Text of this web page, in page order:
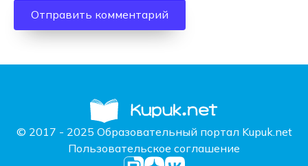
© 2017 - 2025 Образовательный портал Kupuk.net
Пользовательское соглашение